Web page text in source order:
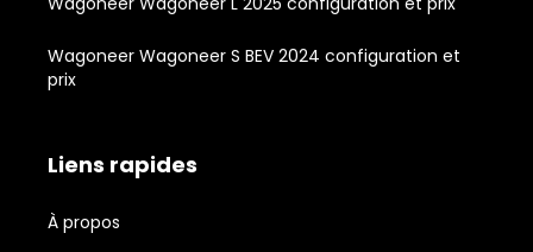
Wagoneer Wagoneer S BEV 2024 configuration et
prix
Liens rapides
À propos